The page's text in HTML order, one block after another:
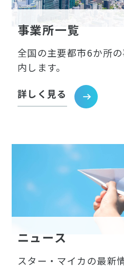
事業所一覧
全国の主要都市6か所
内します。
詳しく見る
ニュース
スター・マイカの最新